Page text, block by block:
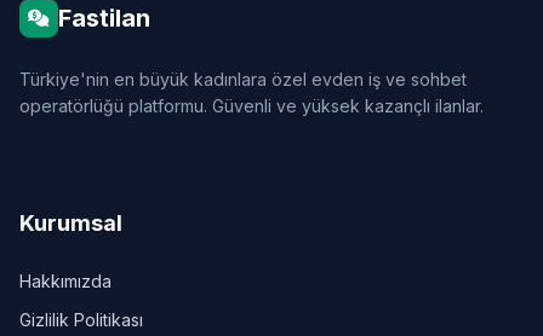
Fastilan
Türkiye'nin en büyük kadınlara özel evden iş ve sohbet
operatörlüğü platformu. Güvenli ve yüksek kazançlı ilanlar.
Kurumsal
Hakkımızda
Gizlilik Politikası